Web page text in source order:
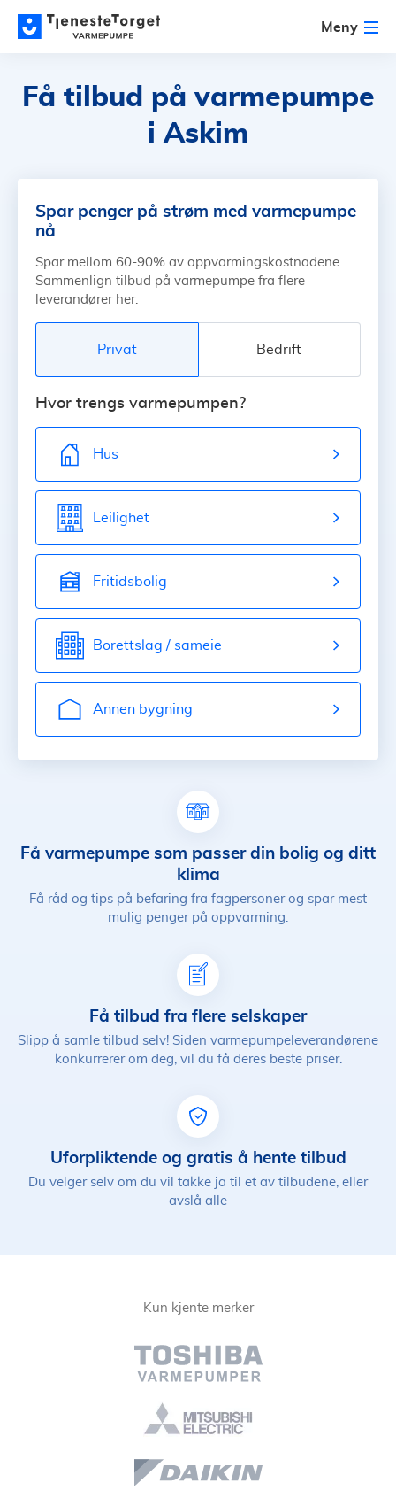
Meny
Få tilbud på varmepumpe
i Askim
Spar penger på strøm med varmepumpe
nå
Spar mellom 60-90% av oppvarmingskostnadene.
Sammenlign tilbud på varmepumpe fra flere
leverandører her.
Privat Bedrift
Hvor trengs varmepumpen?
Hus
Leilighet
Fritidsbolig
Borettslag / sameie
Annen bygning
Få varmepumpe som passer din bolig og ditt
klima
Få råd og tips på befaring fra fagpersoner og spar mest
mulig penger på oppvarming.
Få tilbud fra flere selskaper
Slipp å samle tilbud selv! Siden varmepumpeleverandørene
konkurrerer om deg, vil du få deres beste priser.
Uforpliktende og gratis å hente tilbud
Du velger selv om du vil takke ja til et av tilbudene, eller
avslå alle
Kun kjente merker